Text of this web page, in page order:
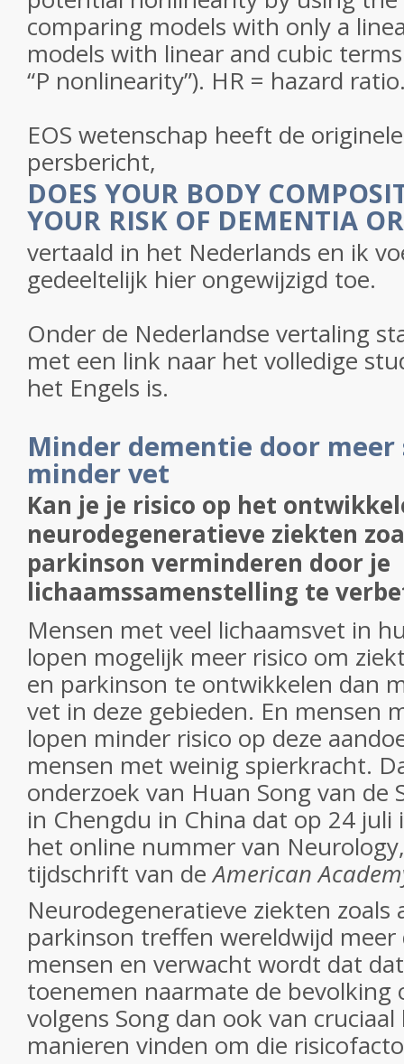
comparing models with only a
models with linear and cubic
“P nonlinearity”). HR = hazard
EOS wetenschap heeft de
persbericht,
DOES YOUR BODY
YOUR RISK OF DEMENTIA
vertaald in het Nederlands en ik
gedeeltelijk hier ongewijzigd toe.
Onder de Nederlandse vertaling
met een link naar het volledige
het Engels is.
Minder dementie door meer
minder vet
Kan je je risico op het
neurodegeneratieve ziekten
parkinson verminderen door je
lichaamssamenstelling te
Mensen met veel lichaamsvet in
lopen mogelijk meer risico om
en parkinson te ontwikkelen dan
vet in deze gebieden. En mensen
lopen minder risico op deze
mensen met weinig spierkracht.
onderzoek van Huan Song van de
in Chengdu in China dat op 24 juli
het online nummer van
tijdschrift van deAmerican
Neurodegeneratieve ziekten zoals
parkinson treffen wereldwijd
mensen en verwacht wordt dat
toenemen naarmate de bevolking
volgens Song dan ook van
manieren vinden om die